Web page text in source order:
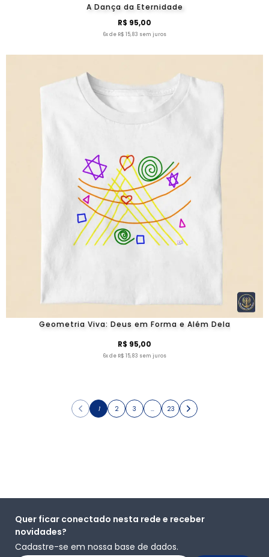
A Dança da Eternidade
R$ 95,00
6x de R$ 15,83 sem juros
Geometria Viva: Deus em Forma e Além Dela
R$ 95,00
6x de R$ 15,83 sem juros
1 2 3 … 23
Quer ficar conectado nesta rede e receber
novidades?
Cadastre-se em nossa base de dados.